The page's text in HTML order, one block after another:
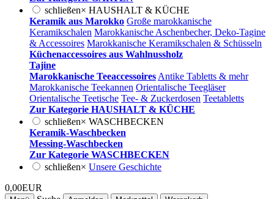
schließen× HAUSHALT & KÜCHE
Keramik aus Marokko Große marokkanische
Keramikschalen Marokkanische Aschenbecher, Deko-Tagine
& Accessoires Marokkanische Keramikschalen & Schüsseln
Küchenaccessoires aus Wahlnussholz
Tajine
Marokkanische Teeaccessoires Antike Tabletts & mehr
Marokkanische Teekannen Orientalische Teegläser
Orientalische Teetische Tee- & Zuckerdosen Teetabletts
Zur Kategorie HAUSHALT & KÜCHE
schließen× WASCHBECKEN
Keramik-Waschbecken
Messing-Waschbecken
Zur Kategorie WASCHBECKEN
schließen× Unsere Geschichte
0,00EUR